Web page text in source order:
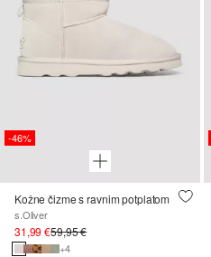
-46%
Kožne čizme s ravnim potplatom
s.Oliver
31,99 €59,95 €
+4